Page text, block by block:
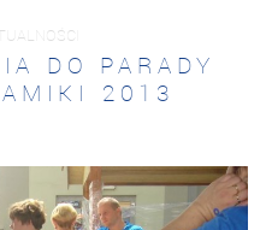
DO PARADY
2013